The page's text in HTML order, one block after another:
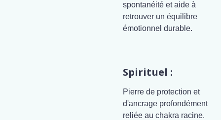
spontanéité et aide à
retrouver un équilibre
émotionnel durable.
Spirituel :
Pierre de protection et
d'ancrage profondément
reliée au chakra racine.